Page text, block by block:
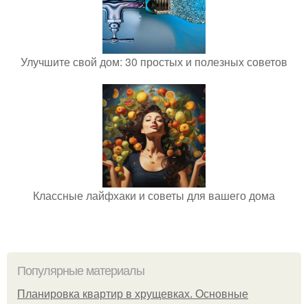
Улучшите свой дом: 30 простых и полезных советов
Классные лайфхаки и советы для вашего дома
Популярные материалы
Планировка квартир в хрущевках. Основные